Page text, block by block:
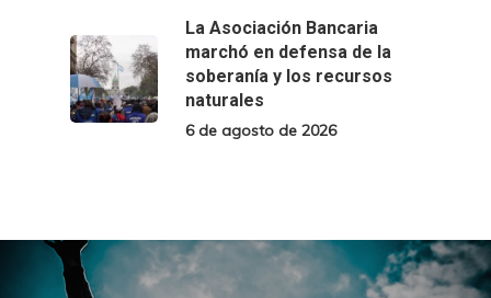
La Asociación Bancaria
marchó en defensa de la
soberanía y los recursos
naturales
6 de agosto de 2026